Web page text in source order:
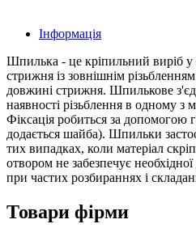
Інформація
Шпилька - це кріпильний виріб у
стрижня із зовнішнім
довжині стрижня. Шпилькове
наявності різьблення в одному з
Фіксація робиться за допомогою
додається шайба). Шпильки
тих випадках, коли матеріал
отвором не забезпечує необхідної
при частих розбираннях і
Товари фірми